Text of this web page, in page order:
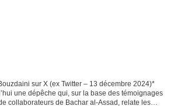
sur X (ex Twitter – 13 décembre 2024)*
une dépêche qui, sur la base des témoignages
collaborateurs de Bachar al-Assad, relate les